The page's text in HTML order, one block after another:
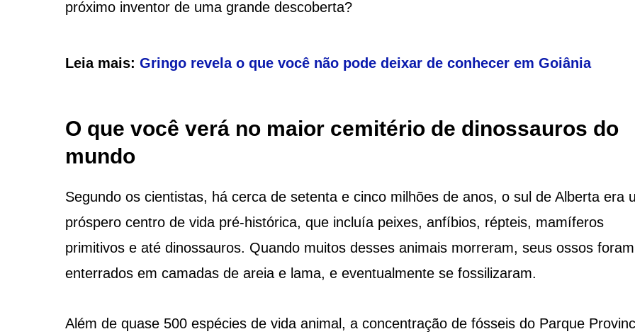
próximo inventor de uma grande descoberta?
Leia mais: Gringo revela o que você não pode deixar de conhecer em Goiânia
O que você verá no maior cemitério de dinossauros do
mundo
Segundo os cientistas, há cerca de setenta e cinco milhões de anos, o sul de Alberta era
próspero centro de vida pré-histórica, que incluía peixes, anfíbios, répteis, mamíferos
primitivos e até dinossauros. Quando muitos desses animais morreram, seus ossos foram
enterrados em camadas de areia e lama, e eventualmente se fossilizaram.
Além de quase 500 espécies de vida animal, a concentração de fósseis do Parque